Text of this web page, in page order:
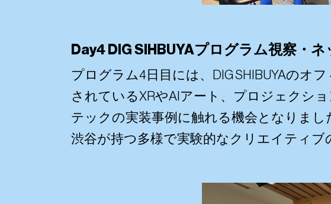
Day4 DIG SIHBUYAプログラム視察・
プログラム4日目には、DIG SHIBUYAのオ
されているXRやAIアート、プロジェクシ
テックの実装事例に触れる機会となりま
渋谷が持つ多様で実験的なクリエイティブ